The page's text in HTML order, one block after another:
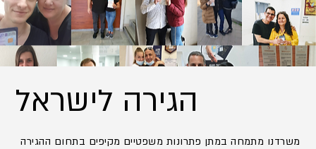
הגירה לישראל
משרדנו מתמחה במתן פתרונות משפטיים מקיפים בתחום ההגירה